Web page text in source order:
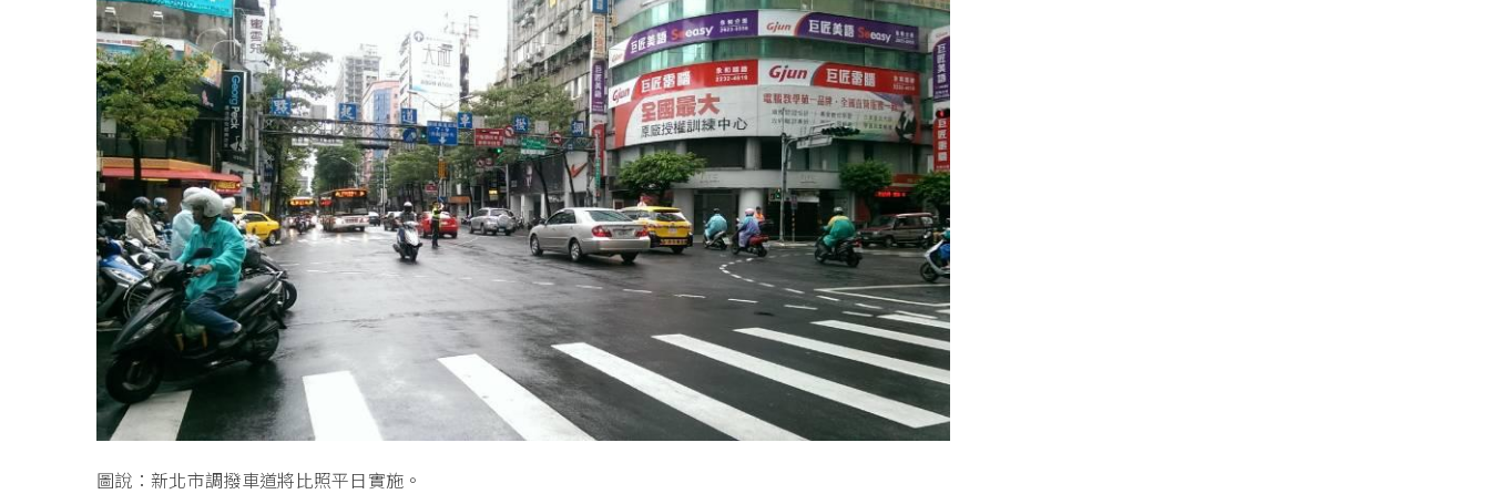
圖說：新北市調撥車道將比照平日實施。